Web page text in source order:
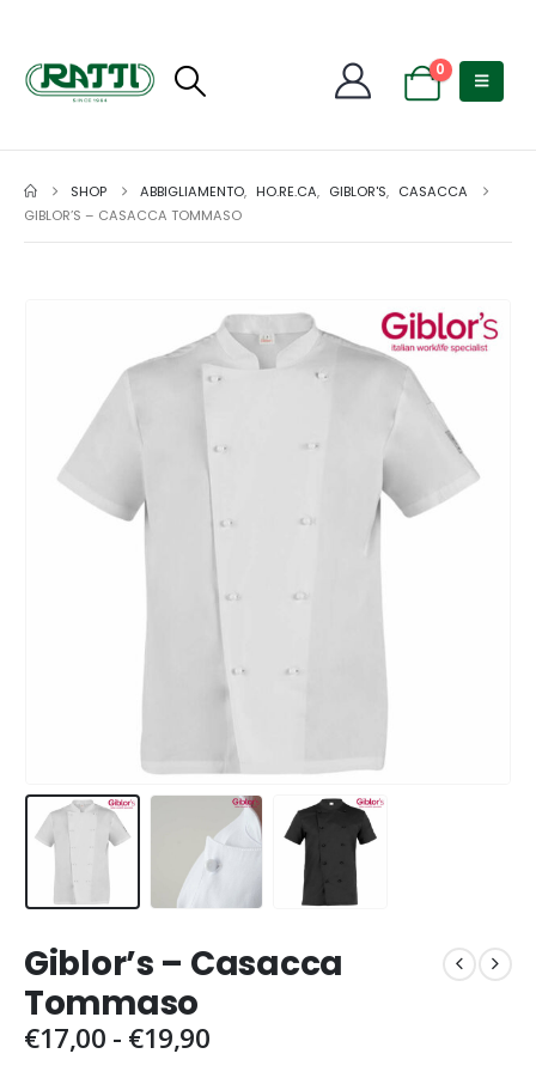
0
SHOP ABBIGLIAMENTO, HO.RE.CA, GIBLOR'S, CASACCA
GIBLOR’S – CASACCA TOMMASO
Giblor’s – Casacca
Tommaso
€17,00 - €19,90Fascia